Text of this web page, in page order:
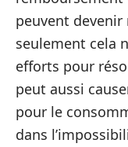
peuvent
seulement cela
efforts pour
peut aussi
pour le
dans